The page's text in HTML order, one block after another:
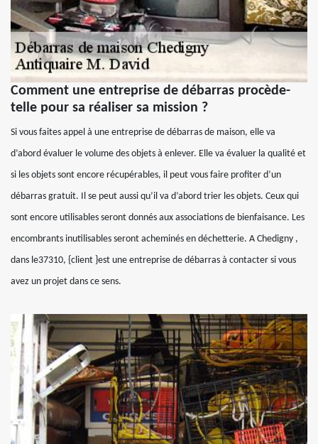
Comment une entreprise de débarras procède-
telle pour sa réaliser sa mission ?
Si vous faites appel à une entreprise de débarras de maison, elle va
d’abord évaluer le volume des objets à enlever. Elle va évaluer la qualité et
si les objets sont encore récupérables, il peut vous faire profiter d’un
débarras gratuit. Il se peut aussi qu’il va d’abord trier les objets. Ceux qui
sont encore utilisables seront donnés aux associations de bienfaisance. Les
encombrants inutilisables seront acheminés en déchetterie. A Chedigny ,
dans le37310, {client }est une entreprise de débarras à contacter si vous
avez un projet dans ce sens.